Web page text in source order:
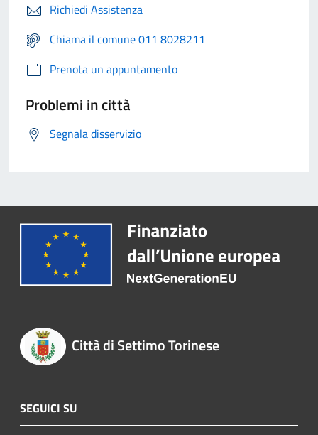
Richiedi Assistenza
Chiama il comune 011 8028211
Prenota un appuntamento
Problemi in città
Segnala disservizio
Città di Settimo Torinese
SEGUICI SU